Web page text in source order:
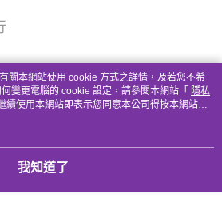
關本網站使用 cookie 方式之詳情，及若您不希
變更電腦的 cookie 設定，請參閱本網站「 隱私
續使用本網站即表示您同意本公司得按本網站使
。
我知道了